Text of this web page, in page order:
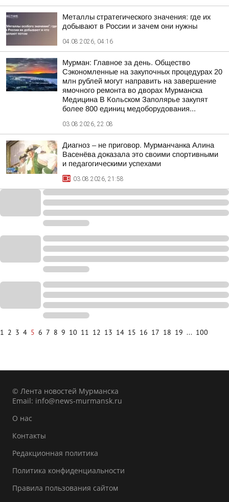
Металлы стратегического значения: где их
добывают в России и зачем они нужны
04.08.2026, 04:16
Мурман: Главное за день. Общество
Сэкономленные на закупочных процедурах 20
млн рублей могут направить на завершение
ямочного ремонта во дворах Мурманска
Медицина В Кольском Заполярье закупят
более 800 единиц медоборудования...
03.08.2026, 22:08
Диагноз – не приговор. Мурманчанка Алина
Васенёва доказала это своими спортивными
и педагогическими успехами
03.08.2026, 21:58
1 2 3 4 5 6 7 8 9 10 11 12 13 14 15 16 17 18 19 ... 100
© Лента новостей Мурманска
Email: info@news-murmansk.ru
О нас
Контакты
Редакционная политика
Политика конфиденциальности
Правила пользования сайтом